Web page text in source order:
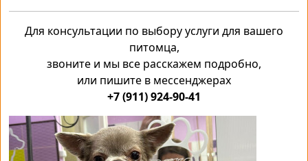
Для консультации по выбору услуги для вашего
питомца,
звоните и мы все расскажем подробно,
или пишите в мессенджерах
+7 (911) 924-90-41